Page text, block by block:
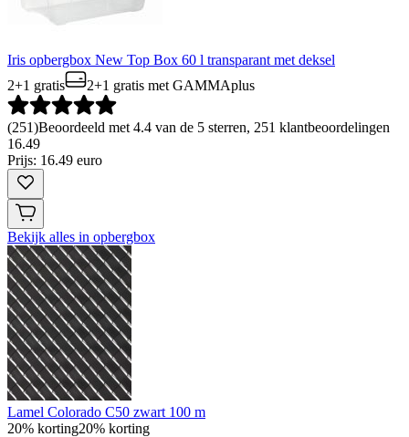
Iris opbergbox New Top Box 60 l transparant met deksel
2+1 gratis
2+1 gratis met GAMMAplus
(251)Beoordeeld met 4.4 van de 5 sterren, 251 klantbeoordelingen
16.49
Prijs: 16.49 euro
Bekijk alles in opbergbox
Lamel Colorado C50 zwart 100 m
20% korting20% korting